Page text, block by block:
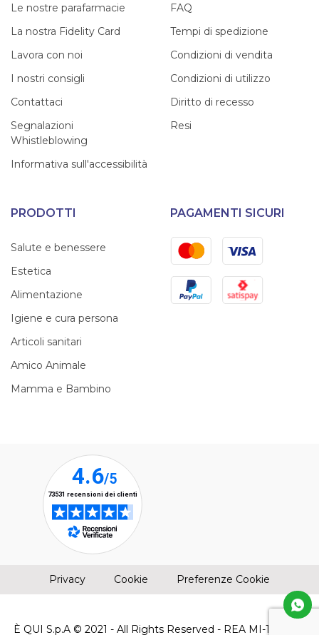
Le nostre parafarmacie
La nostra Fidelity Card
Lavora con noi
I nostri consigli
Contattaci
Segnalazioni
Whistleblowing
Informativa sull'accessibilità
FAQ
Tempi di spedizione
Condizioni di vendita
Condizioni di utilizzo
Diritto di recesso
Resi
PRODOTTI
Salute e benessere
Estetica
Alimentazione
Igiene e cura persona
Articoli sanitari
Amico Animale
Mamma e Bambino
PAGAMENTI SICURI
MastercardVisa
PayPal Satispay
Privacy(apre una nuova finestra)
Cookie (apre una nuova finestra)
Preferenze Cookie
È QUI S.p.A © 2021 - All Rights Reserved - REA MI-1961304